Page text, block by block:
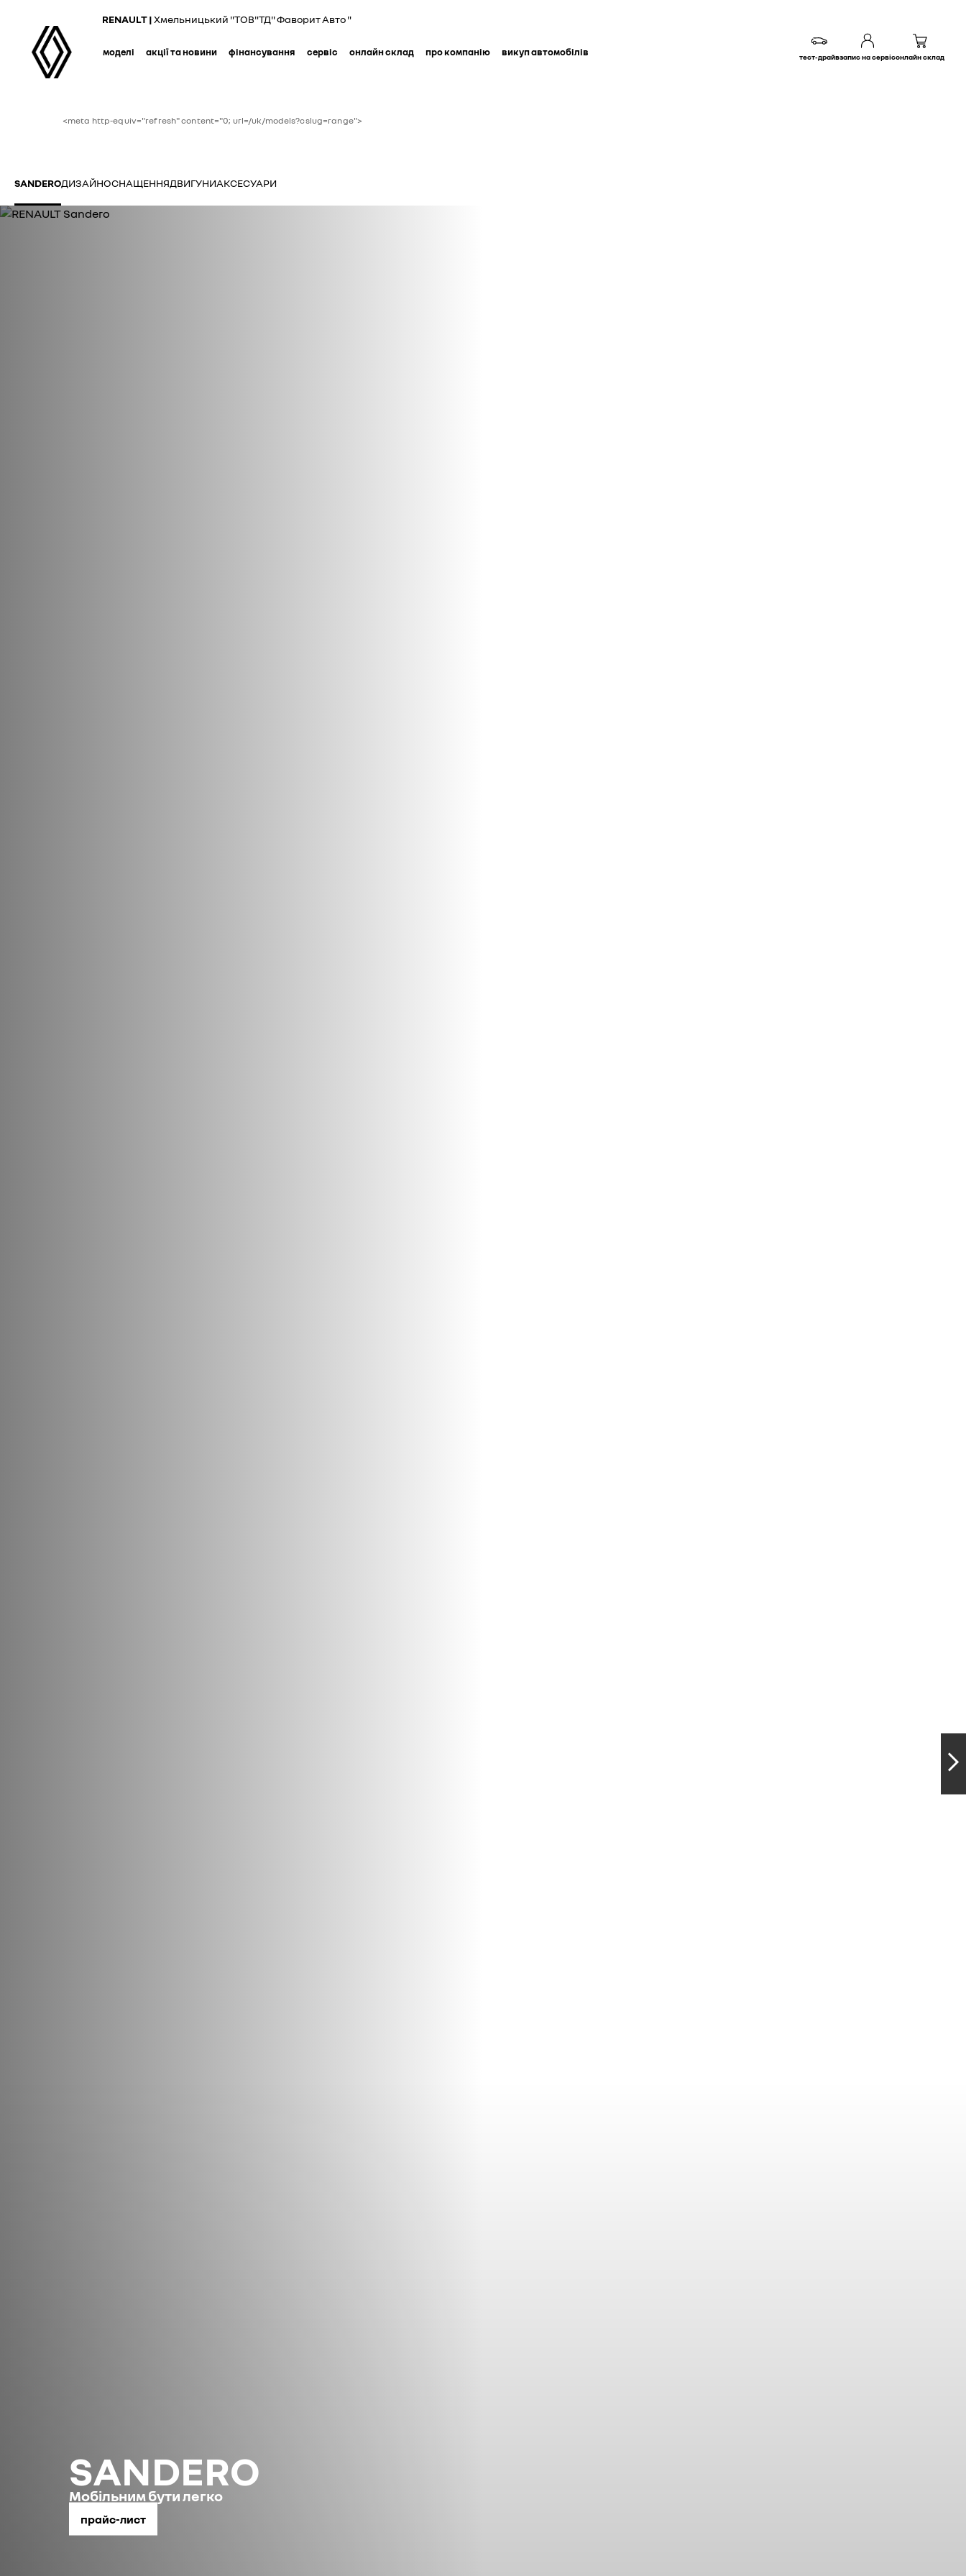
content
RENAULT |Хмельницький "ТОВ"ТД" Фаворит Авто "
моделі акції та новини фінансування сервіс онлайн склад про компанію викуп автомобілів тест-драйвзапис на сервісонлайн склад
<meta http-equiv="refresh" content="0; url=/uk/models?cslug=range">
SANDEROДИЗАЙНОСНАЩЕННЯДВИГУНИАКСЕСУАРИ
SANDERO
Мобільним бути легко
прайс-лист